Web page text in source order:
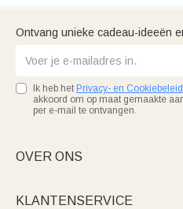
Ontvang unieke cadeau-ideeën
Ik heb het Privacy- en Cookiebeleid
akkoord om op maat gemaakte
per e-mail te ontvangen.
OVER ONS
KLANTENSERVICE